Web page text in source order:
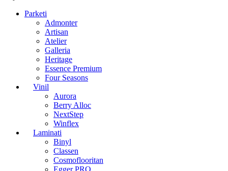
Parketi
Admonter
Artisan
Atelier
Galleria
Heritage
Essence Premium
Four Seasons
Vinil
Aurora
Berry Alloc
NextStep
Winflex
Laminati
Binyl
Classen
Cosmoflooritan
Egger PRO